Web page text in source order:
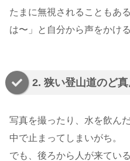
たまに無視されることもあ
は〜」と自分から声をかけ
2. 狭い登山道のど
写真を撮ったり、水を飲ん
中で止まってしまいがち。
でも、後ろから人が来てい